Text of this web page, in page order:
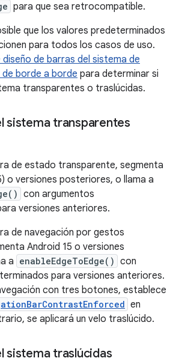
para que sea retrocompatible.
que los valores predeterminados
para todos los casos de uso.
diseño de barras del sistema de
de borde a borde para determinar si
transparentes o traslúcidas.
sistema transparentes
de estado transparente, segmenta
o versiones posteriores, o llama a
con argumentos
versiones anteriores.
de navegación por gestos
Android 15 o versiones
a enableEdgeToEdge() con
para versiones anteriores.
con tres botones, establece
en
se aplicará un velo traslúcido.
sistema traslúcidas